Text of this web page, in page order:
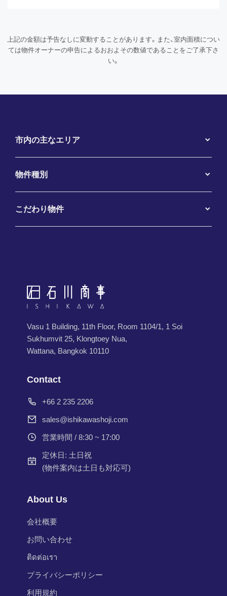
上記の金額は予告なしに変動することがあります。また、室内面積につい
ては物件オーナーの申告によるおおよその数値であることをご了承下さ
い。
市内の主なエリア
物件種別
こだわり物件
Vasu 1 Building, 11th Floor, Room 1104/1, 1 Soi
Sukhumvit 25, Klongtoey Nua,
Wattana, Bangkok 10110
Contact
+66 2 235 2206
sales@ishikawashoji.com
営業時間 / 8:30 ~ 17:00
定休日: 土日祝
(物件案内は土日も対応可)
About Us
会社概要
お問い合わせ
ติดต่อเรา
プライバシーポリシー
利用規約